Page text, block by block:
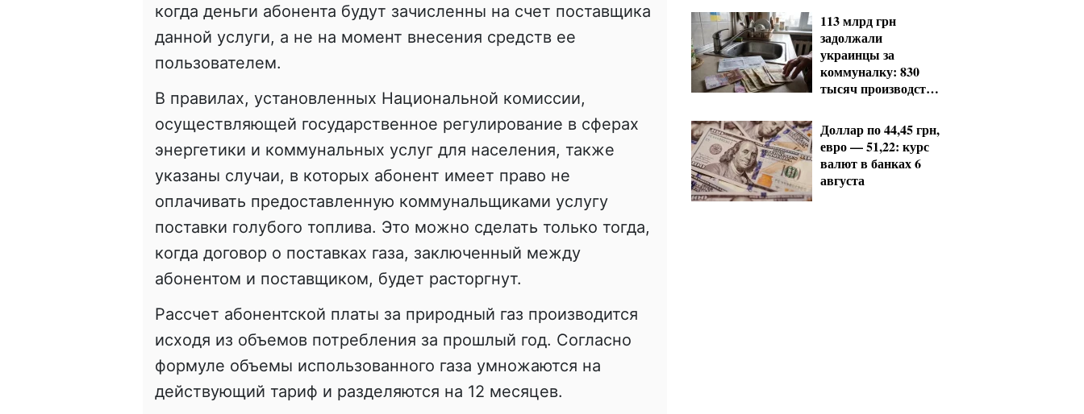
когда деньги абонента будут зачисленны на счет поставщика
данной услуги, а не на момент внесения средств ее
пользователем.
В правилах, установленных Национальной комиссии,
осуществляющей государственное регулирование в сферах
энергетики и коммунальных услуг для населения, также
указаны случаи, в которых абонент имеет право не
оплачивать предоставленную коммунальщиками услугу
поставки голубого топлива. Это можно сделать только тогда,
когда договор о поставках газа, заключенный между
абонентом и поставщиком, будет расторгнут.
Рассчет абонентской платы за природный газ производится
исходя из объемов потребления за прошлый год. Согласно
формуле объемы использованного газа умножаются на
действующий тариф и разделяются на 12 месяцев.
113 млрд грн
задолжали
украинцы за
коммуналку: 830
тысяч производств
должников
Доллар по 44,45 грн,
евро — 51,22: курс
валют в банках 6
августа